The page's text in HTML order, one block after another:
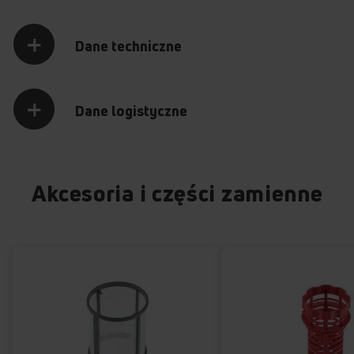
AMICA TIMEDISPLAY
Kontrola czasu zmywania
Dane techniczne
Dane logistyczne
Akcesoria i części zamienne